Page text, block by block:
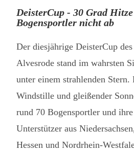
DeisterCup - 30 Grad
Bogensportler nicht ab
Der diesjährige DeisterCup
Alvesrode stand im wahrsten
unter einem strahlenden
Windstille und gleißender
rund 70 Bogensportler und
Unterstützer aus
Hessen und Nordrhein-